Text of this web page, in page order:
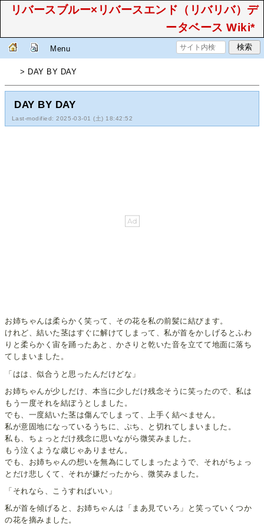
リバースブルー×リバースエンド（リバリバ）デ
ータベース Wiki*
Menu
> DAY BY DAY
DAY BY DAY
Last-modified: 2025-03-01 (土) 18:42:52
お姉ちゃんは柔らかく笑って、その花を私の前髪に結びます。
けれど、結いた茎はすぐに解けてしまって、私が首をかしげるとふわ
りと柔らかく宙を踊ったあと、かさりと乾いた音を立てて地面に落ち
てしまいました。
「はは、似合うと思ったんだけどな」
お姉ちゃんが少しだけ、本当に少しだけ残念そうに笑ったので、私は
もう一度それを結ぼうとしました。
でも、一度結いた茎は傷んでしまって、上手く結べません。
私が意固地になっているうちに、ぷち、と切れてしまいました。
私も、ちょっとだけ残念に思いながら微笑みました。
もう泣くような歳じゃありません。
でも、お姉ちゃんの想いを無為にしてしまったようで、それがちょっ
とだけ悲しくて、それが嫌だったから、微笑みました。
「それなら、こうすればいい」
私が首を傾げると、お姉ちゃんは「まあ見ていろ」と笑っていくつか
の花を摘みました。